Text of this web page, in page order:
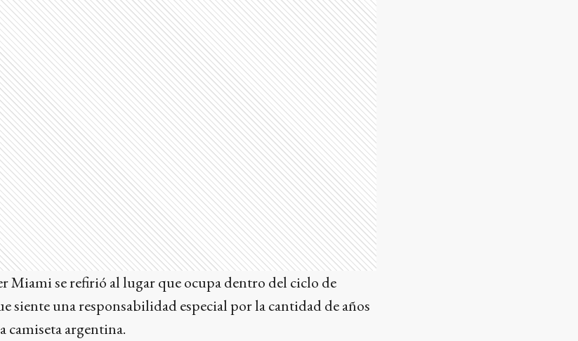
Miami se refirió al lugar que ocupa dentro del ciclo de
siente una responsabilidad especial por la cantidad de años
camiseta argentina.